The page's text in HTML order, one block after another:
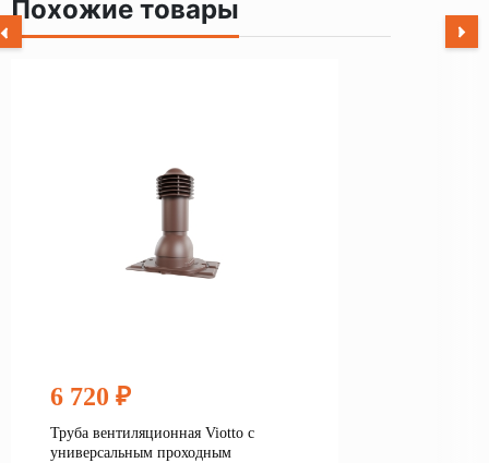
Похожие товары
6 720 ₽
Труба вентиляционная Viotto с
универсальным проходным